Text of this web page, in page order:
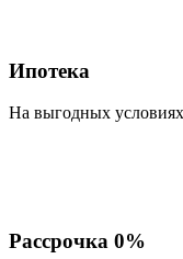
Ипотека
На выгодных условиях
Рассрочка 0%